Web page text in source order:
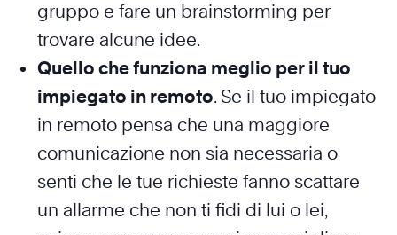
gruppo e fare un brainstorming per
trovare alcune idee.
Quello che funziona meglio per il tuo
impiegato in remoto. Se il tuo impiegato
in remoto pensa che una maggiore
comunicazione non sia necessaria o
senti che le tue richieste fanno scattare
un allarme che non ti fidi di lui o lei,